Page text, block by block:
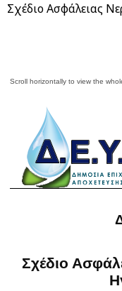
Σχέδιο Ασφάλειας
Σχέδιο